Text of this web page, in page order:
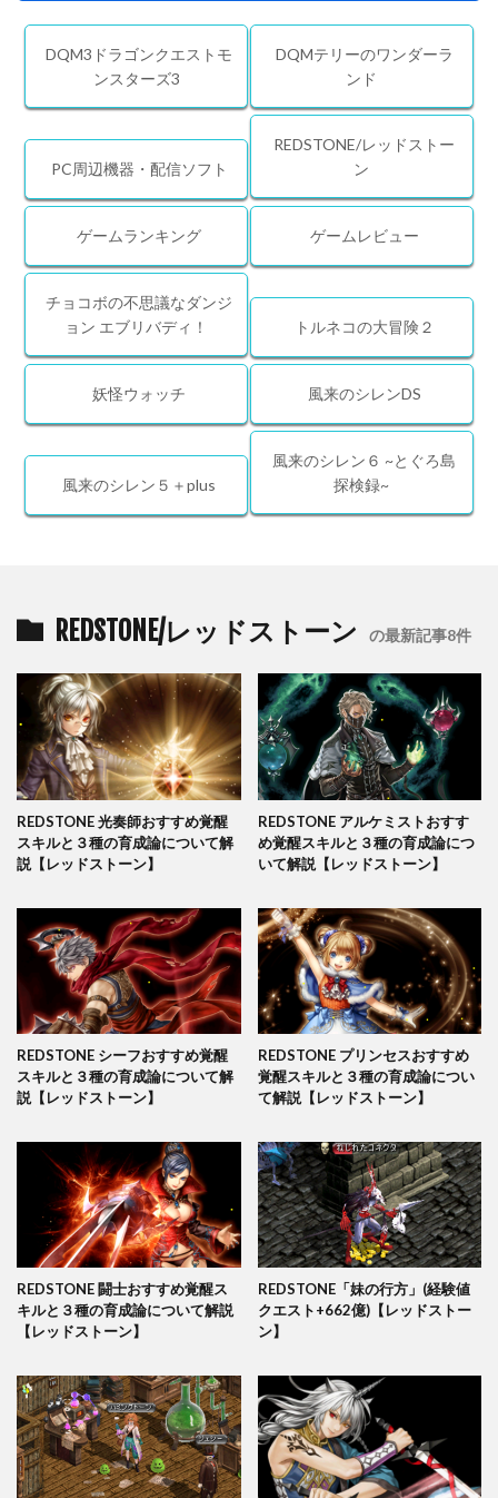
DQM3ドラゴンクエストモ
ンスターズ3
DQMテリーのワンダーラ
ンド
PC周辺機器・配信ソフト
REDSTONE/レッドストー
ン
ゲームランキング ゲームレビュー
チョコボの不思議なダンジ
ョン エブリバディ！
トルネコの大冒険２
妖怪ウォッチ 風来のシレンDS
風来のシレン５＋plus
風来のシレン６ ~とぐろ島
探検録~
REDSTONE/レッドストーン の最新記事8件
REDSTONE 光奏師おすすめ覚醒
スキルと３種の育成論について解
説【レッドストーン】
REDSTONE アルケミストおすす
め覚醒スキルと３種の育成論につ
いて解説【レッドストーン】
REDSTONE シーフおすすめ覚醒
スキルと３種の育成論について解
説【レッドストーン】
REDSTONE プリンセスおすすめ
覚醒スキルと３種の育成論につい
て解説【レッドストーン】
REDSTONE 闘士おすすめ覚醒ス
キルと３種の育成論について解説
【レッドストーン】
REDSTONE「妹の行方」(経験値
クエスト+662億)【レッドストー
ン】